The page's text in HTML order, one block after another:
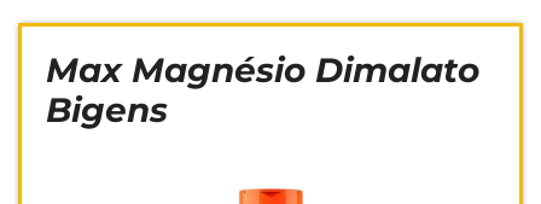
Max Magnésio Dimalato
Bigens